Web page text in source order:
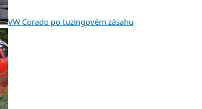
VW Corado po tuzingovém zásahu